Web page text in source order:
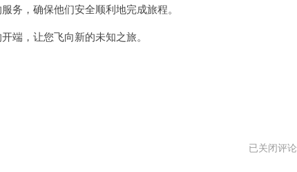
，确保他们安全顺利地完成旅程。
，让您飞向新的未知之旅。
白
月
已关闭评论